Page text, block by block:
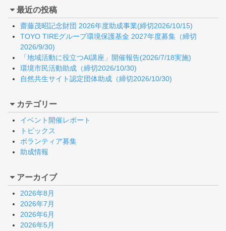
最近の投稿
齋藤茂昭記念財団 2026年度助成事業(締切2026/10/15)
TOYO TIREグループ環境保護基金 2027年度募集（締切
2026/9/30)
「地域活動に役立つAI講座」開催報告(2026/7/18実施)
環境市民活動助成（締切2026/10/30)
自然共生サイト認定団体助成（締切2026/10/30)
カテゴリー
イベント開催レポート
トピックス
ボランティア募集
助成情報
アーカイブ
2026年8月
2026年7月
2026年6月
2026年5月